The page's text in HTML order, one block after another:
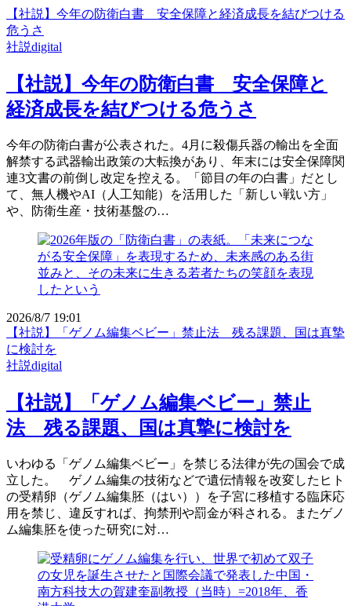
【社説】今年の防衛白書 安全保障と経済成長を結びつける
危うさ
社説digital
【社説】今年の防衛白書 安全保障と
経済成長を結びつける危うさ
今年の防衛白書が公表された。4月に殺傷兵器の輸出を全面
解禁する武器輸出政策の大転換があり、年末には安全保障関
連3文書の前倒し改定を控える。「節目の年の白書」だとし
て、無人機やAI（人工知能）を活用した「新しい戦い方」
や、防衛生産・技術基盤の…
2026/8/7 19:01
【社説】「ゲノム編集ベビー」禁止法 残る課題、国は真摯
に検討を
社説digital
【社説】「ゲノム編集ベビー」禁止
法 残る課題、国は真摯に検討を
いわゆる「ゲノム編集ベビー」を禁じる法律が先の国会で成
立した。 ゲノム編集の技術などで遺伝情報を改変したヒト
の受精卵（ゲノム編集胚（はい））を子宮に移植する臨床応
用を禁じ、違反すれば、拘禁刑や罰金が科される。またゲノ
ム編集胚を使った研究に対…